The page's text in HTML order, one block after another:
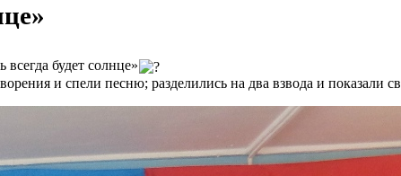
будет солнце»
и спели песню; разделились на два взвода и показали